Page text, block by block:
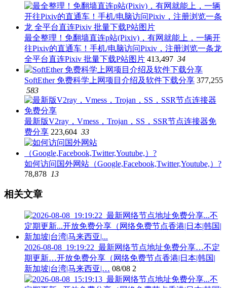
最全整理！免翻墙直连p站(Pixiv)，有网就能上，一辆开
往Pixiv的直通车！手机/电脑访问Pixiv，注册浏览一条龙
全平台直连Pixiv 批量下载P站图片 413,497 34
SoftEther 免费科学上网项目介绍及软件下载分享 377,255
583
最新版V2ray，Vmess，Trojan，SS，SSR节点连接器免
费分享 223,604 33
如何访问国外网站（Google,Facebook,Twitter,Youtube,）?
78,878 13
相关文章
2026-08-08_19:19:22_最新网络节点地址免费分享…不定
期更新…开放免费分享（网络免费节点香港|日本|韩国|
新加坡|台湾|马来西亚|… 08/08 2